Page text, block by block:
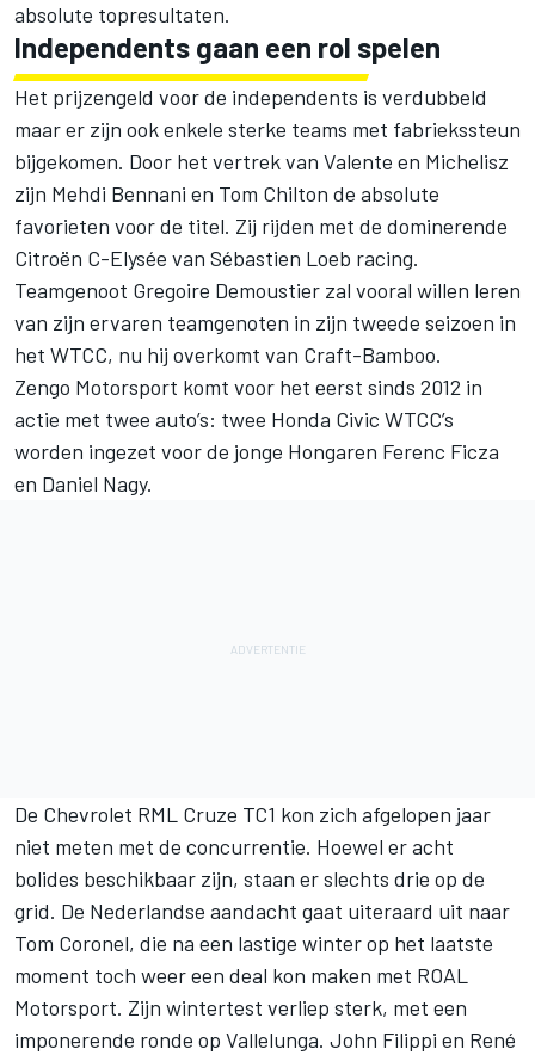
absolute topresultaten.
Independents gaan een rol spelen
Het prijzengeld voor de independents is verdubbeld
maar er zijn ook enkele sterke teams met fabriekssteun
bijgekomen. Door het vertrek van Valente en Michelisz
zijn Mehdi Bennani en Tom Chilton de absolute
favorieten voor de titel. Zij rijden met de dominerende
Citroën C-Elysée van Sébastien Loeb racing.
Teamgenoot Gregoire Demoustier zal vooral willen leren
van zijn ervaren teamgenoten in zijn tweede seizoen in
het WTCC, nu hij overkomt van Craft-Bamboo.
Zengo Motorsport komt voor het eerst sinds 2012 in
actie met twee auto’s: twee Honda Civic WTCC’s
worden ingezet voor de jonge Hongaren Ferenc Ficza
en Daniel Nagy.
De Chevrolet RML Cruze TC1 kon zich afgelopen jaar
niet meten met de concurrentie. Hoewel er acht
bolides beschikbaar zijn, staan er slechts drie op de
grid. De Nederlandse aandacht gaat uiteraard uit naar
Tom Coronel, die na een lastige winter op het laatste
moment toch weer een deal kon maken met ROAL
Motorsport. Zijn wintertest verliep sterk, met een
imponerende ronde op Vallelunga. John Filippi en René